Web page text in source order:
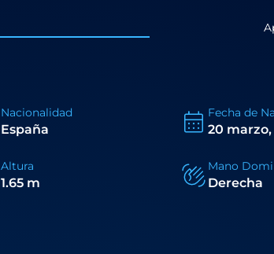
Nacionalidad
España
Fecha de
20 marzo,
Altura
1.65 m
Mano
Derecha